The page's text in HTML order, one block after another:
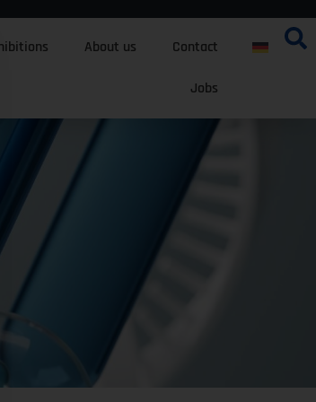
About us Contact
Jobs
Button wird der Dialog geschlossen. Seine Funktionalität ist